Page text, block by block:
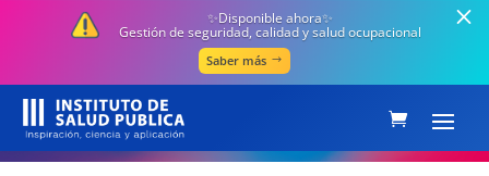
✨Disponible ahora✨
Gestión de seguridad, calidad y salud ocupacional
Saber más